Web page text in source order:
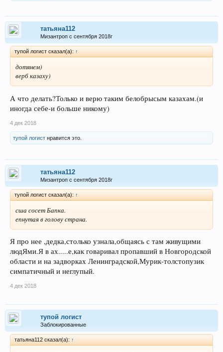
татьяна112
Мизантроп с сентября 2018г
тупой логист сказал(а): ↑
дотянем)
верб казаху)
А что делать?Только и верю таким белобрысым казахам.(и
иногда себе-и больше никому)
4 дек 2018
тупой логист нравится это.
татьяна112
Мизантроп с сентября 2018г
тупой логист сказал(а): ↑
сша сосет Бапка.
епнутая в голову страна.
Я про нее ,дедка,столько узнала,общаясь с там живущими
людЯми.Я в ах.....е,как говаривал пропавший в Новгородской
области и на задворках Ленинградской,Мурик-толстопузик
симпатичный и неглупый.
4 дек 2018
тупой логист
Заблокированные
татьяна112 сказал(а): ↑